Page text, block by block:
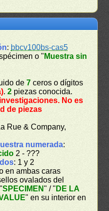
: bbcv100bs-cas5
o " Muestra sin
de7 ceros o dígitos
.2 piezas conocida.
No es
de piezas
Rue & Company,
numerada:
2 - ???
: 1 y 2
en ambas caras
ovalados del
SPECIMEN" / " DE LA
" en su interior en